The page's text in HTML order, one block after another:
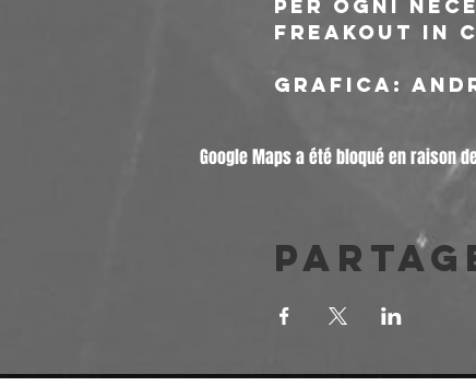
Per ogni
Freakout in
grafica:
Google Maps a été bloqué en raison